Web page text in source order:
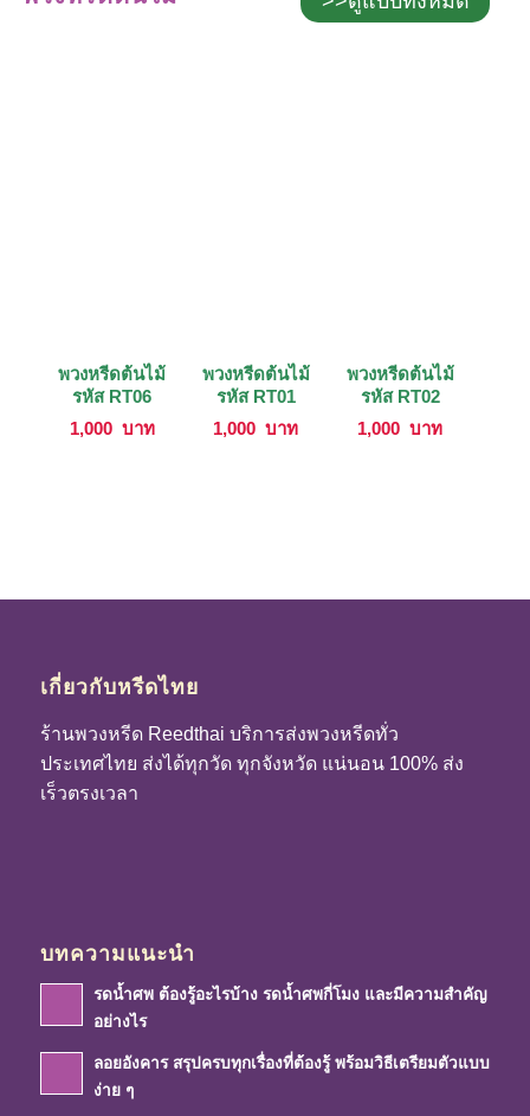
พวงหรีดต้นไม้
รหัส RT06
1,000 บาท
พวงหรีดต้นไม้
รหัส RT01
1,000 บาท
พวงหรีดต้นไม้
รหัส RT02
1,000 บาท
เกี่ยวกับหรีดไทย
ร้านพวงหรีด Reedthai บริการส่งพวงหรีดทั่ว
ประเทศไทย ส่งได้ทุกวัด ทุกจังหวัด แน่นอน 100% ส่ง
เร็วตรงเวลา
บทความแนะนำ
รดน้ำศพ ต้องรู้อะไรบ้าง รดน้ำศพกี่โมง และมีความสำคัญ
อย่างไร
ลอยอังคาร สรุปครบทุกเรื่องที่ต้องรู้ พร้อมวิธีเตรียมตัวแบบ
ง่าย ๆ